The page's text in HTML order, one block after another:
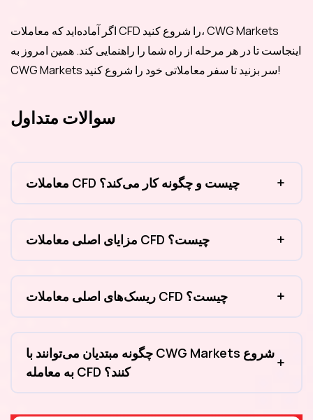
اگر آماده‌اید که معاملات CFD را شروع کنید، CWG Markets
اینجاست تا در هر مرحله از راه شما را راهنمایی کند. همین امروز به
CWG Markets سر بزنید تا سفر معاملاتی خود را شروع کنید!
سوالات متداول
معاملات CFD چیست و چگونه کار می‌کند؟
مزایای اصلی معاملات CFD چیست؟
ریسک‌های اصلی معاملات CFD چیست؟
چگونه مبتدیان می‌توانند با CWG Markets شروع
به معامله CFD کنند؟